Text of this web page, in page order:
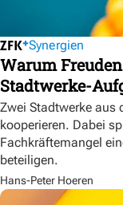
Synergien
Warum
Stadtwerke-
Zwei Stadtwerke aus
kooperieren. Dabei
Fachkräftemangel
beteiligen.
Hans-Peter Hoeren